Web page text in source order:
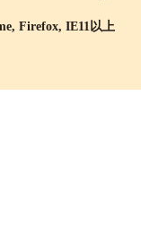
Firefox, IE11以上